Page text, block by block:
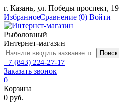
г. Казань, ул. Победы проспект, 19
ИзбранноеСравнение (0) Войти
Рыболовный
Интернет-магазин
Поиск
+7 (843) 224-27-17
Заказать звонок
0
Корзина
0 руб.